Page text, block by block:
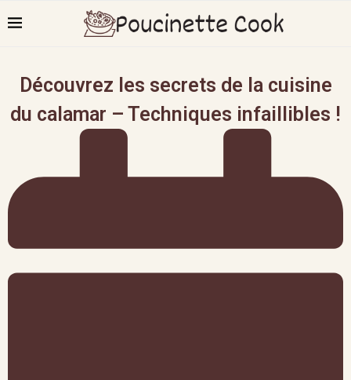
Découvrez les secrets de la cuisine
du calamar – Techniques infaillibles !